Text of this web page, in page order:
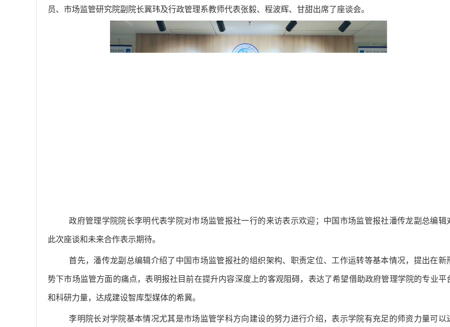
员、市场监管研究院副院长冀玮及行政管理系教师代表张毅、程波辉、甘甜出席了座谈会。
政府管理学院院长李明代表学院对市场监管报社一行的来访表示欢迎；中国市场监管报社潘传龙副总编辑
此次座谈和未来合作表示期待。
首先，潘传龙副总编辑介绍了中国市场监管报社的组织架构、职责定位、工作运转等基本情况，提出在新
势下市场监管方面的痛点，表明报社目前在提升内容深度上的客观阻碍，表达了希望借助政府管理学院的专业平
和科研力量，达成建设智库型媒体的希冀。
李明院长对学院基本情况尤其是市场监管学科方向建设的努力进行介绍，表示学院有充足的师资力量可以